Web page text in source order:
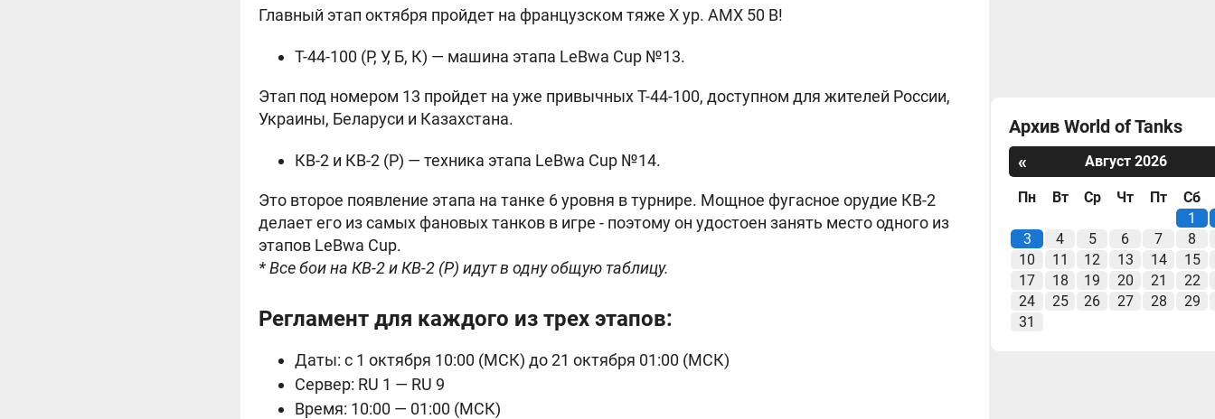
Главный этап октября пройдет на французском тяже X ур. AMX 50 B!
Т-44-100 (Р, У, Б, К) — машина этапа LeBwa Cup №13.
Этап под номером 13 пройдет на уже привычных Т-44-100, доступном для жителей России,
Украины, Беларуси и Казахстана.
КВ-2 и КВ-2 (Р) — техника этапа LeBwa Cup №14.
Это второе появление этапа на танке 6 уровня в турнире. Мощное фугасное орудие КВ-2
делает его из самых фановых танков в игре - поэтому он удостоен занять место одного из
этапов LeBwa Cup.
* Все бои на КВ-2 и КВ-2 (Р) идут в одну общую таблицу.
Регламент для каждого из трех этапов:
Даты: с 1 октября 10:00 (МСК) до 21 октября 01:00 (МСК)
Сервер: RU 1 — RU 9
Время: 10:00 — 01:00 (МСК)
Архив World of Tanks
«
Август 2026
Пн Вт Ср Чт Пт
Сб
1
3
4 5 6 7
8
10
11 12 13 14
15
17
18 19 20 21
22
24
25 26 27 28
29
31